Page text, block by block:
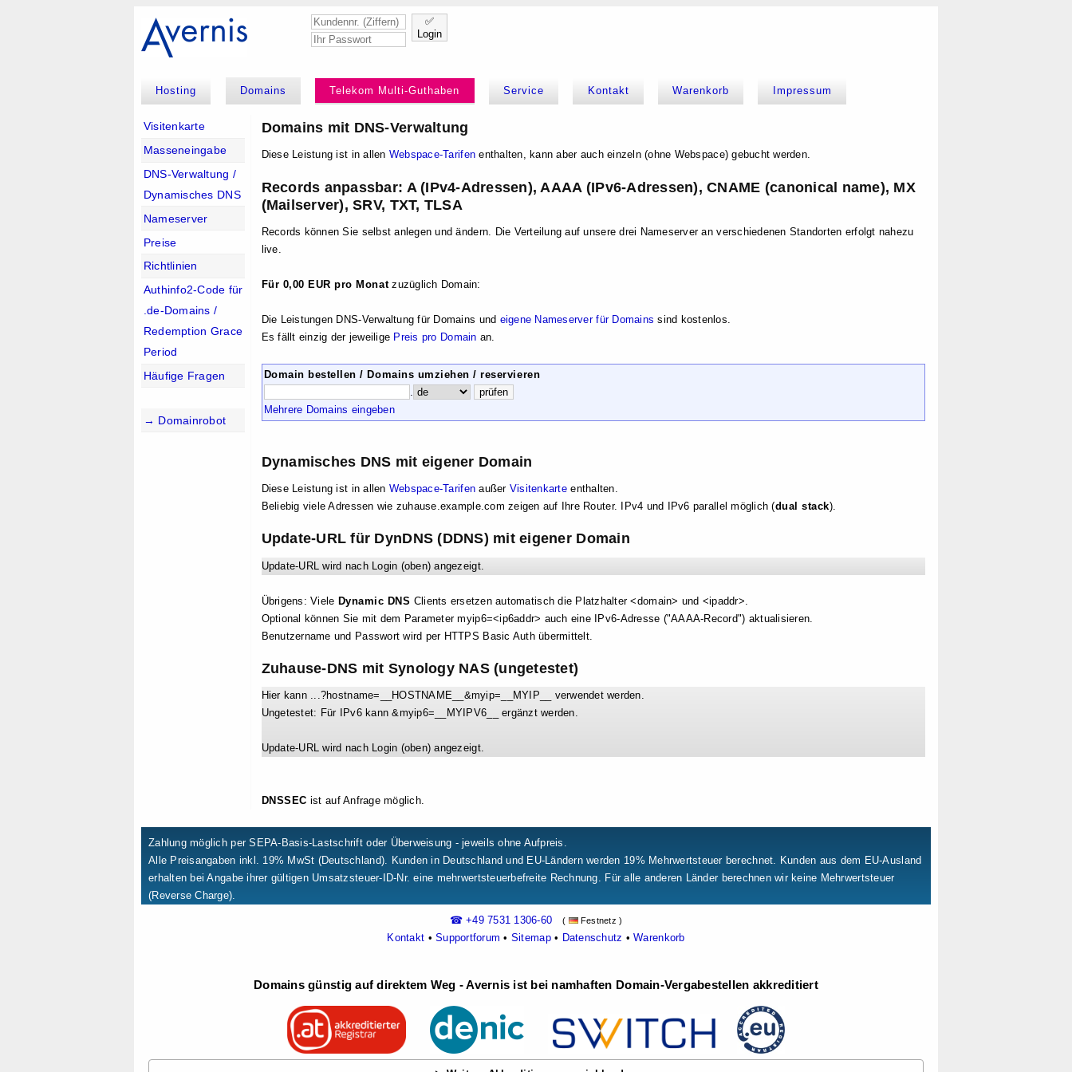
✅
Login
Hosting Domains Telekom Multi-Guthaben Service Kontakt Warenkorb Impressum
Visitenkarte
Masseneingabe
DNS-Verwaltung /
Dynamisches DNS
Nameserver
Preise
Richtlinien
Authinfo2-Code für
.de-Domains /
Redemption Grace
Period
Häufige Fragen
→ Domainrobot
Domains mit DNS-Verwaltung
Diese Leistung ist in allen Webspace-Tarifen enthalten, kann aber auch einzeln (ohne Webspace) gebucht werden.
Records anpassbar: A (IPv4-Adressen), AAAA (IPv6-Adressen), CNAME (canonical name), MX
(Mailserver), SRV, TXT, TLSA
Records können Sie selbst anlegen und ändern. Die Verteilung auf unsere drei Nameserver an verschiedenen Standorten erfolgt nahezu
live.
Für 0,00 EUR pro Monatzuzüglich Domain:
Die Leistungen DNS-Verwaltung für Domains und eigene Nameserver für Domains sind kostenlos.
Es fällt einzig der jeweilige Preis pro Domain an.
Domain bestellen / Domains umziehen / reservieren
Mehrere Domains eingeben
Dynamisches DNS mit eigener Domain
Diese Leistung ist in allen Webspace-Tarifen außer Visitenkarte enthalten.
Beliebig viele Adressen wie zuhause.example.com zeigen auf Ihre Router. IPv4 und IPv6 parallel möglich (dual stack).
Update-URL für DynDNS (DDNS) mit eigener Domain
Update-URL wird nach Login (oben) angezeigt.
Übrigens: Viele Dynamic DNS Clients ersetzen automatisch die Platzhalter <domain> und <ipaddr>.
Optional können Sie mit dem Parameter myip6=<ip6addr> auch eine IPv6-Adresse ("AAAA-Record") aktualisieren.
Benutzername und Passwort wird per HTTPS Basic Auth übermittelt.
Zuhause-DNS mit Synology NAS (ungetestet)
Hier kann ...?hostname=__HOSTNAME__&myip=__MYIP__ verwendet werden.
Ungetestet: Für IPv6 kann &myip6=__MYIPV6__ ergänzt werden.
Update-URL wird nach Login (oben) angezeigt.
DNSSEC ist auf Anfrage möglich.
Zahlung möglich per SEPA-Basis-Lastschrift oder Überweisung - jeweils ohne Aufpreis.
Alle Preisangaben inkl. 19% MwSt (Deutschland). Kunden in Deutschland und EU-Ländern werden 19% Mehrwertsteuer berechnet. Kunden aus dem EU-Ausland
erhalten bei Angabe ihrer gültigen Umsatzsteuer-ID-Nr. eine mehrwertsteuerbefreite Rechnung. Für alle anderen Länder berechnen wir keine Mehrwertsteuer
(Reverse Charge).
☎ +49 7531 1306-60 ( Festnetz )
Kontakt •Supportforum • Sitemap• Datenschutz •Warenkorb
Domains günstig auf direktem Weg - Avernis ist bei namhaften Domain-Vergabestellen akkreditiert